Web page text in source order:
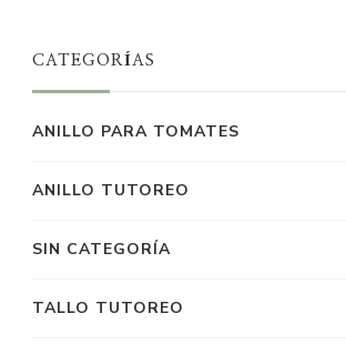
CATEGORÍAS
ANILLO PARA TOMATES
ANILLO TUTOREO
SIN CATEGORÍA
TALLO TUTOREO